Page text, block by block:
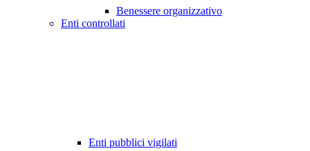
Benessere organizzativo
Enti controllati
Enti pubblici vigilati